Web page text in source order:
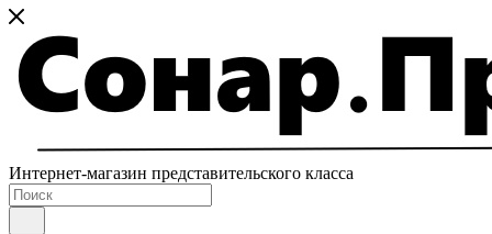
Интернет-магазин представительского класса